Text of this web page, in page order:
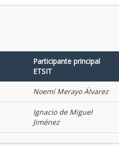
Participante principal
ETSIT
Noemí Merayo Álvarez
Ignacio de Miguel
Jiménez